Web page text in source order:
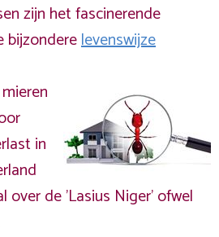
zijn het fascinerende
bijzonderelevenswijze
in
over de 'Lasius Niger' ofwel